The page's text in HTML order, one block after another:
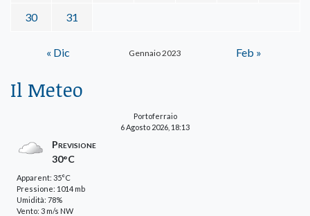
Gennaio 2023
30 31
« Dic Feb »
Il Meteo
Portoferraio
6 Agosto 2026, 18:13
Previsione
30°C
Apparent: 35°C
Pressione: 1014 mb
Umidità: 78%
Vento: 3 m/s NW